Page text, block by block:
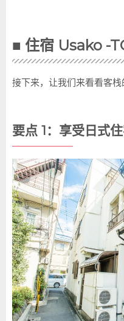
■ 住宿 Usako -
接下来，让我们来看看客栈
要点 1：享受日式住